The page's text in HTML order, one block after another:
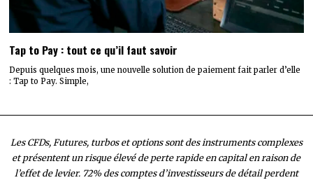
Tap to Pay : tout ce qu’il faut savoir
Depuis quelques mois, une nouvelle solution de paiement fait parler d’elle
: Tap to Pay. Simple,
Les CFDs, Futures, turbos et options sont des instruments complexes
et présentent un risque élevé de perte rapide en capital en raison de
l’effet de levier. 72% des comptes d’investisseurs de détail perdent